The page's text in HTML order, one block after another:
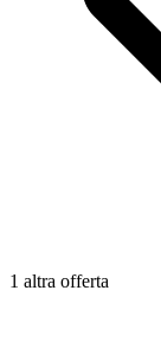
1 altra offerta